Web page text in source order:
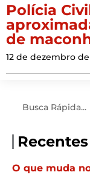
Polícia
de
12 de dezembro
Recentes
O que muda